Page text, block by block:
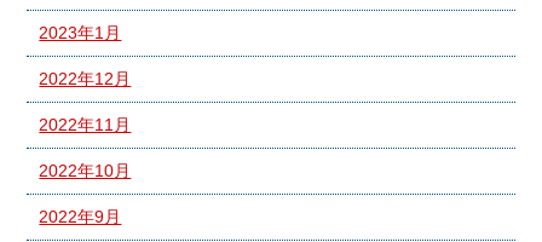
2023年1月
2022年12月
2022年11月
2022年10月
2022年9月